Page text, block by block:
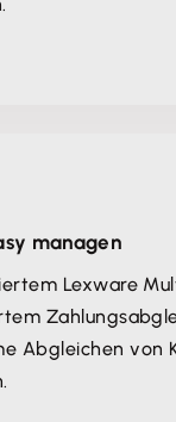
managen
Lexware
Abgleichen von